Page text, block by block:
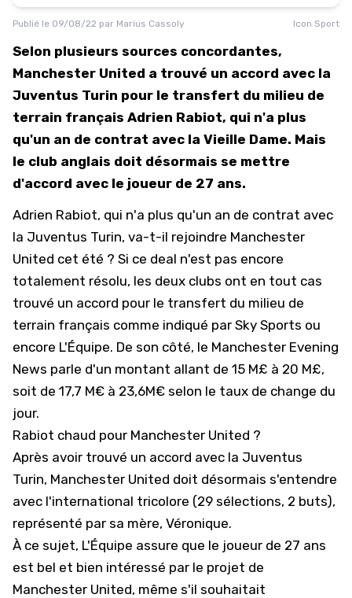
Publié le 09/08/22 par Marius Cassoly Icon Sport
Selon plusieurs sources concordantes,
Manchester United a trouvé un accord avec la
Juventus Turin pour le transfert du milieu de
terrain français Adrien Rabiot, qui n'a plus
qu'un an de contrat avec la Vieille Dame. Mais
le club anglais doit désormais se mettre
d'accord avec le joueur de 27 ans.
Adrien Rabiot, qui n'a plus qu'un an de contrat avec
la Juventus Turin, va-t-il rejoindre Manchester
United cet été ? Si ce deal n'est pas encore
totalement résolu, les deux clubs ont en tout cas
trouvé un accord pour le transfert du milieu de
terrain français comme indiqué par Sky Sports ou
encore L'Équipe. De son côté, le Manchester Evening
News parle d'un montant allant de 15 M£ à 20 M£,
soit de 17,7 M€ à 23,6M€ selon le taux de change du
jour.
Rabiot chaud pour Manchester United ?
Après avoir trouvé un accord avec la Juventus
Turin, Manchester United doit désormais s'entendre
avec l'international tricolore (29 sélections, 2 buts),
représenté par sa mère, Véronique.
À ce sujet, L'Équipe assure que le joueur de 27 ans
est bel et bien intéressé par le projet de
Manchester United, même s'il souhaitait